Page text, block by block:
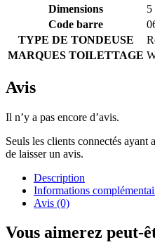
Dimensions
5
Code barre
TYPE DE TONDEUSE
MARQUES TOILETTAGE
Avis
Il n’y a pas encore d’avis.
Seuls les clients connectés
de laisser un avis.
Description
Informations
Avis (0)
Vous aimerez peut-